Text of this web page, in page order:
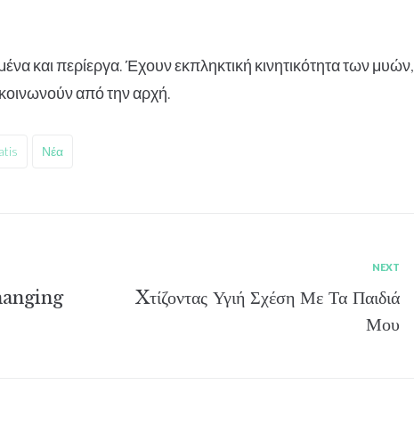
και περίεργα. Έχουν εκπληκτική κινητικότητα των μυών,
από την αρχή.
Νέα
NEXT
Xτίζοντας Υγιή Σχέση Με Τα Παιδιά
Μου